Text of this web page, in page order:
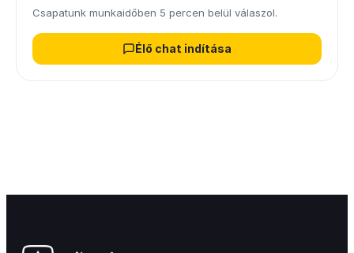
Csapatunk munkaidőben 5 percen belül válaszol.
Élő chat indítása